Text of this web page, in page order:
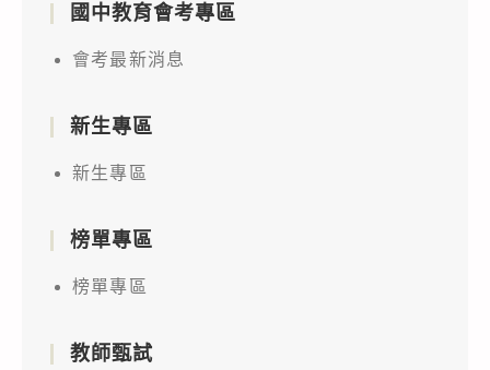
國中教育會考專區
會考最新消息
新生專區
新生專區
榜單專區
榜單專區
教師甄試